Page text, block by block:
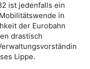
ist jedenfalls ein
in
der Eurobahn
drastisch
Lippe.